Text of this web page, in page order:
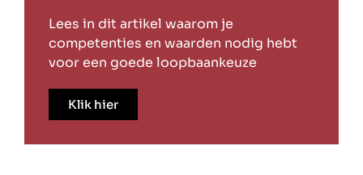
Lees in dit artikel waarom je
competenties en waarden nodig hebt
voor een goede loopbaankeuze
Klik hier